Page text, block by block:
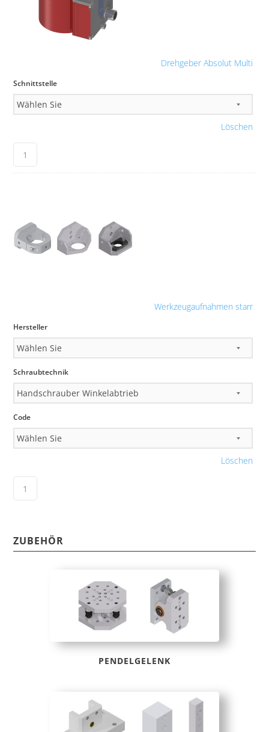
Drehgeber Absolut Multi
Schnittstelle
Löschen
Werkzeugaufnahmen starr
Hersteller
Schraubtechnik
Code
Löschen
ZUBEHÖR
PENDELGELENK